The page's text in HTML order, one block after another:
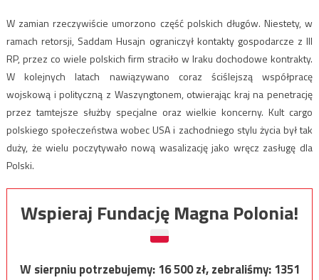
W zamian rzeczywiście umorzono część polskich długów. Niestety, w
ramach retorsji, Saddam Husajn ograniczył kontakty gospodarcze z III
RP, przez co wiele polskich firm straciło w Iraku dochodowe kontrakty.
W kolejnych latach nawiązywano coraz ściślejszą współpracę
wojskową i polityczną z Waszyngtonem, otwierając kraj na penetrację
przez tamtejsze służby specjalne oraz wielkie koncerny. Kult cargo
polskiego społeczeństwa wobec USA i zachodniego stylu życia był tak
duży, że wielu poczytywało nową wasalizację jako wręcz zasługę dla
Polski.
Wspieraj Fundację Magna Polonia!
W sierpniu potrzebujemy:16 500zł, zebraliśmy:1351